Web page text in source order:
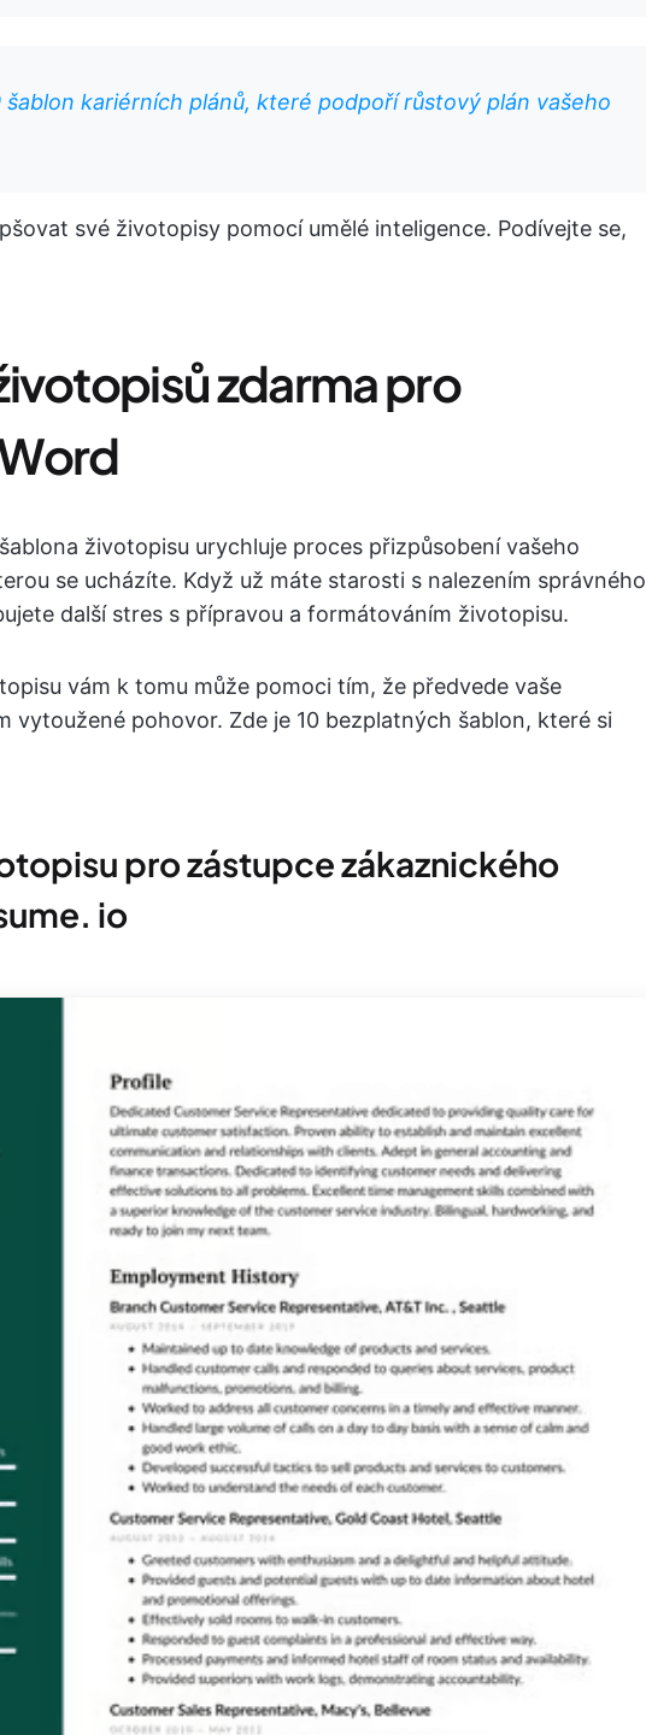
šablon kariérních plánů, které podpoří růstový plán vašeho
své životopisy pomocí umělé inteligence. Podívejte se,
zdarma pro
životopisu urychluje proces přizpůsobení vašeho
se ucházíte. Když už máte starosti s nalezením správného
další stres s přípravou a formátováním životopisu.
vám k tomu může pomoci tím, že předvede vaše
vytoužené pohovor. Zde je 10 bezplatných šablon, které si
pro zástupce zákaznického
io